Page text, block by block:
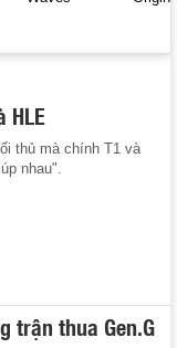
HLE
thủ mà chính T1 và
nhau".
trận thua Gen.G